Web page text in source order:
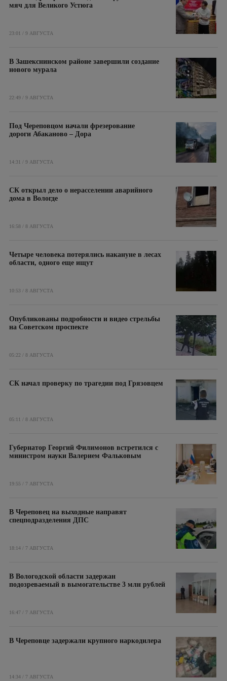
мяч для Великого Устюга
23:01 / 9 АВГУСТА
В Зашекснинском районе завершили создание
нового мурала
22:49 / 9 АВГУСТА
Под Череповцом начали фрезерование
дороги Абаканово – Дора
14:31 / 9 АВГУСТА
СК открыл дело о нерасселении аварийного
дома в Вологде
16:58 / 8 АВГУСТА
Четыре человека потерялись накануне в лесах
области, одного еще ищут
10:53 / 8 АВГУСТА
Опубликованы подробности и видео стрельбы
на Советском проспекте
05:22 / 8 АВГУСТА
СК начал проверку по трагедии под Грязовцем
05:11 / 8 АВГУСТА
Губернатор Георгий Филимонов встретился с
министром науки Валерием Фальковым
19:55 / 7 АВГУСТА
В Череповец на выходные направят
спецподразделения ДПС
18:14 / 7 АВГУСТА
В Вологодской области задержан
подозреваемый в вымогательстве 3 млн рублей
16:47 / 7 АВГУСТА
В Череповце задержали крупного наркодилера
14:34 / 7 АВГУСТА